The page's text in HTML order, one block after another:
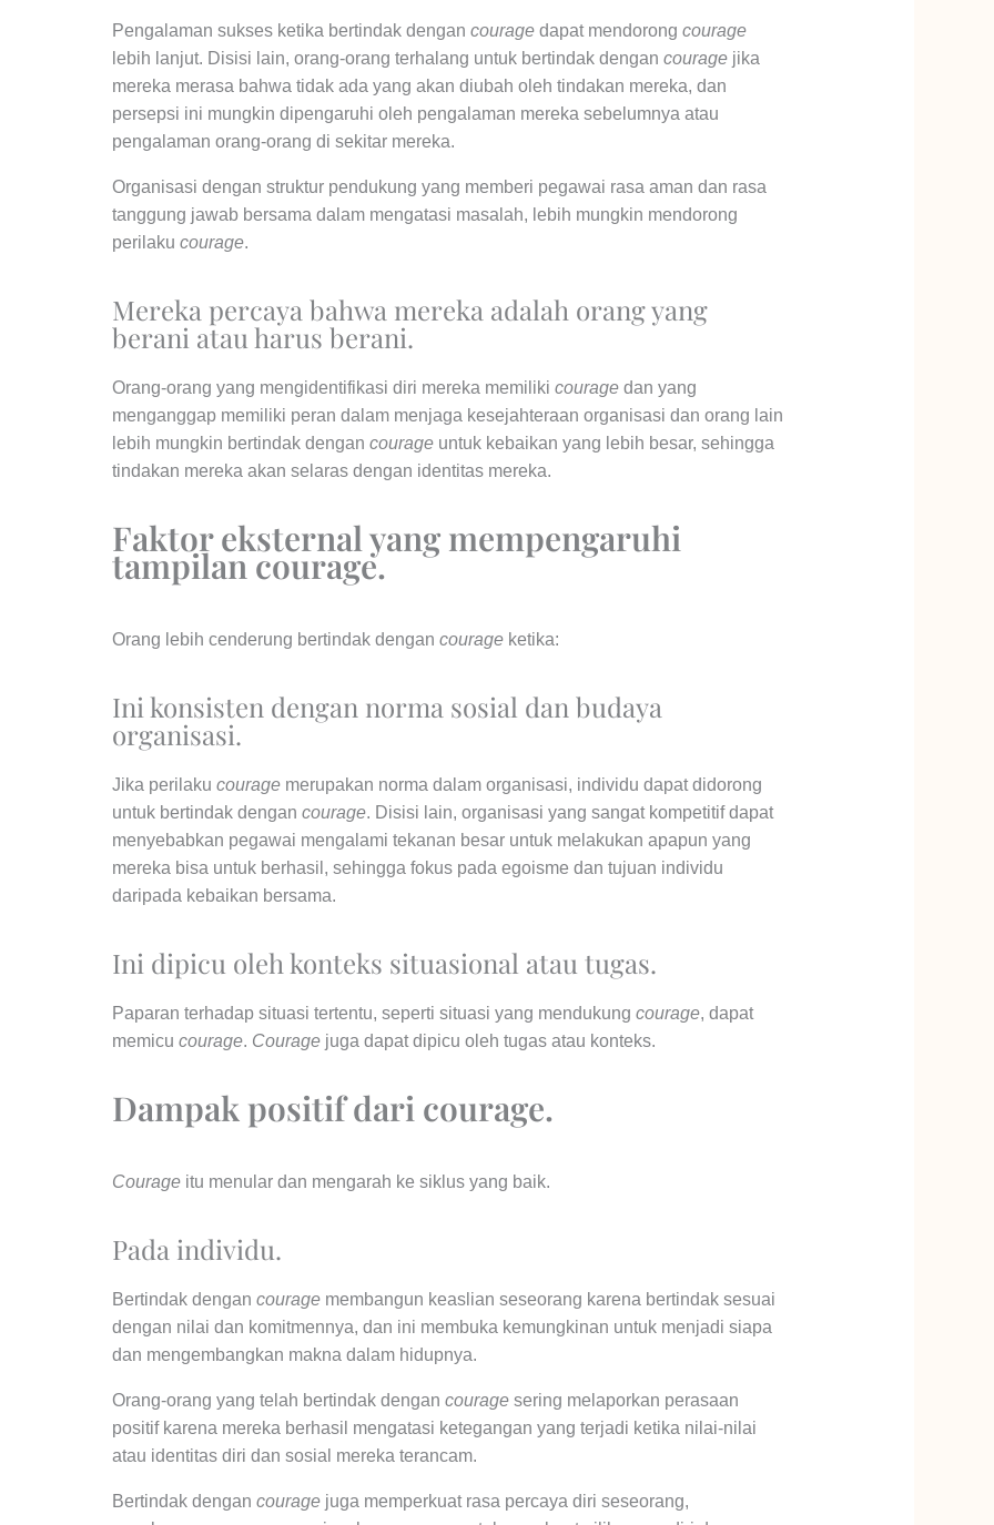
Pengalaman sukses ketika bertindak dengan couragedapat mendorong courage
lebih lanjut. Disisi lain, orang-orang terhalang untuk bertindak dengan couragejika
mereka merasa bahwa tidak ada yang akan diubah oleh tindakan mereka, dan
persepsi ini mungkin dipengaruhi oleh pengalaman mereka sebelumnya atau
pengalaman orang-orang di sekitar mereka.
Organisasi dengan struktur pendukung yang memberi pegawai rasa aman dan rasa
tanggung jawab bersama dalam mengatasi masalah, lebih mungkin mendorong
perilaku courage.
Mereka percaya bahwa mereka adalah orang yang
berani atau harus berani.
Orang-orang yang mengidentifikasi diri mereka memiliki couragedan yang
menganggap memiliki peran dalam menjaga kesejahteraan organisasi dan orang lain
lebih mungkin bertindak dengan courageuntuk kebaikan yang lebih besar, sehingga
tindakan mereka akan selaras dengan identitas mereka.
Faktor eksternal yang mempengaruhi
tampilan courage.
Orang lebih cenderung bertindak dengan courageketika:
Ini konsisten dengan norma sosial dan budaya
organisasi.
Jika perilaku couragemerupakan norma dalam organisasi, individu dapat didorong
untuk bertindak dengan courage. Disisi lain, organisasi yang sangat kompetitif dapat
menyebabkan pegawai mengalami tekanan besar untuk melakukan apapun yang
mereka bisa untuk berhasil, sehingga fokus pada egoisme dan tujuan individu
daripada kebaikan bersama.
Ini dipicu oleh konteks situasional atau tugas.
Paparan terhadap situasi tertentu, seperti situasi yang mendukung courage, dapat
memicu courage. Couragejuga dapat dipicu oleh tugas atau konteks.
Dampak positif dari courage.
Courageitu menular dan mengarah ke siklus yang baik.
Pada individu.
Bertindak dengan couragemembangun keaslian seseorang karena bertindak sesuai
dengan nilai dan komitmennya, dan ini membuka kemungkinan untuk menjadi siapa
dan mengembangkan makna dalam hidupnya.
Orang-orang yang telah bertindak dengan couragesering melaporkan perasaan
positif karena mereka berhasil mengatasi ketegangan yang terjadi ketika nilai-nilai
atau identitas diri dan sosial mereka terancam.
Bertindak dengan couragejuga memperkuat rasa percaya diri seseorang,